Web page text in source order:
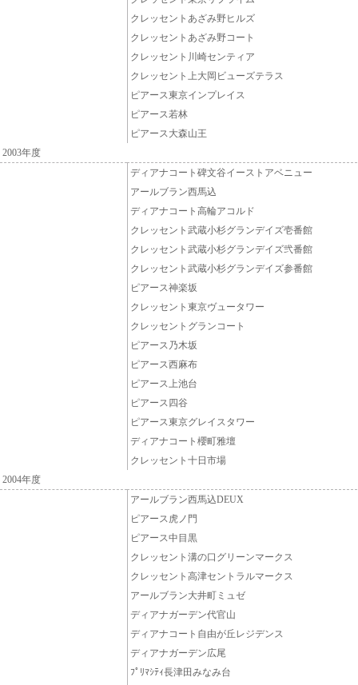
クレッセントあざみ野ヒルズ
クレッセントあざみ野コート
クレッセント川崎センティア
クレッセント上大岡ビューズテラス
ピアース東京インプレイス
ピアース若林
ピアース大森山王
2003年度
ディアナコート碑文谷イーストアベニュー
アールブラン西馬込
ディアナコート高輪アコルド
クレッセント武蔵小杉グランデイズ壱番館
クレッセント武蔵小杉グランデイズ弐番館
クレッセント武蔵小杉グランデイズ参番館
ピアース神楽坂
クレッセント東京ヴュータワー
クレッセントグランコート
ピアース乃木坂
ピアース西麻布
ピアース上池台
ピアース四谷
ピアース東京グレイスタワー
ディアナコート櫻町雅壇
クレッセント十日市場
2004年度
アールブラン西馬込DEUX
ピアース虎ノ門
ピアース中目黒
クレッセント溝の口グリーンマークス
クレッセント高津セントラルマークス
アールブラン大井町ミュゼ
ディアナガーデン代官山
ディアナコート自由が丘レジデンス
ディアナガーデン広尾
ﾌﾟﾘﾏｼﾃｨ長津田みなみ台